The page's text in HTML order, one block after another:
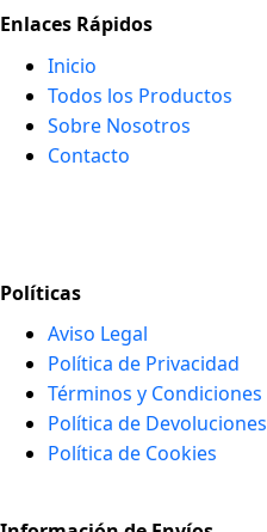
Enlaces Rápidos
Inicio
Todos los Productos
Sobre Nosotros
Contacto
Políticas
Aviso Legal
Política de Privacidad
Términos y Condiciones
Política de Devoluciones
Política de Cookies